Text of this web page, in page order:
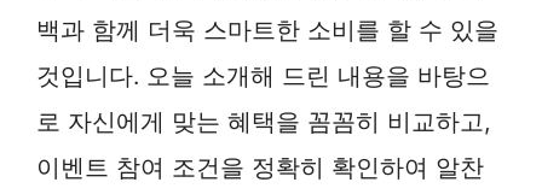
백과 함께 더욱 스마트한 소비를 할 수 있을
것입니다. 오늘 소개해 드린 내용을 바탕으
로 자신에게 맞는 혜택을 꼼꼼히 비교하고,
이벤트 참여 조건을 정확히 확인하여 알찬